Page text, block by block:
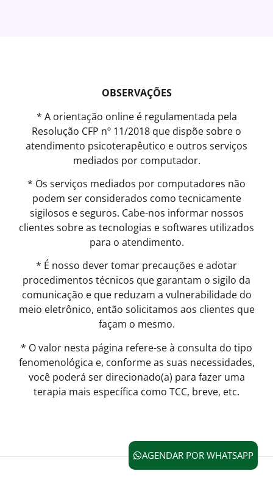
OBSERVAÇÕES
* A orientação online é regulamentada pela
Resolução CFP nº 11/2018 que dispõe sobre o
atendimento psicoterapêutico e outros serviços
mediados por computador.
* Os serviços mediados por computadores não
podem ser considerados como tecnicamente
sigilosos e seguros. Cabe-nos informar nossos
clientes sobre as tecnologias e softwares utilizados
para o atendimento.
* É nosso dever tomar precauções e adotar
procedimentos técnicos que garantam o sigilo da
comunicação e que reduzam a vulnerabilidade do
meio eletrônico, então solicitamos aos clientes que
façam o mesmo.
* O valor nesta página refere-se à consulta do tipo
fenomenológica e, conforme as suas necessidades,
você poderá ser direcionado(a) para fazer uma
terapia mais específica como TCC, breve, etc.
AGENDAR POR WHATSAPP